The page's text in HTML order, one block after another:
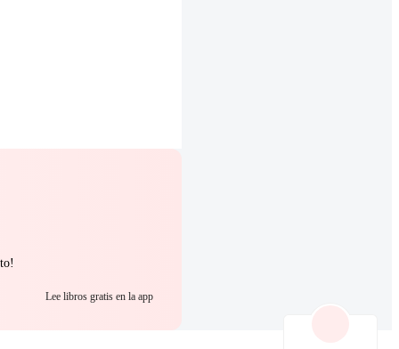
Lee libros gratis en la app